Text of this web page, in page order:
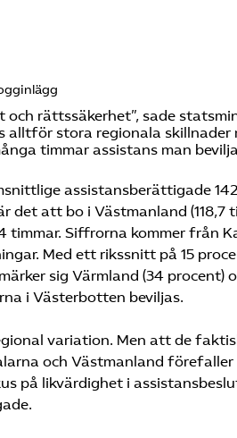
och rättssäkerhet”, sade
stora regionala
timmar assistans man
assistansberättigade
att bo i Västmanland (118,7
timmar. Siffrorna kommer från
Med ett rikssnitt på 15
sig Värmland (34 procent)
i Västerbotten beviljas.
variation. Men att de
och Västmanland
på likvärdighet i